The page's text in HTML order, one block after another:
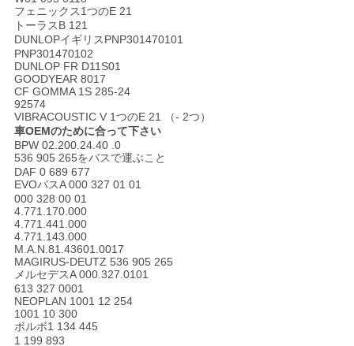
い
引
用
を
要
求
し
な
さ
い
フェニックス1つのE 21
トーラスB 121
DUNLOPイギリスPNP301470101
PNP301470102
DUNLOP FR D11S01
GOODYEAR 8017
CF GOMMA 1S 285-24
92574
VIBRACOUSTIC V 1つのE 21 （- 2つ）
車OEMのために合って下さい
BPW 02.200.24.40 .0
536 905 265をバスで運ぶこと
DAF 0 689 677
EVOバスA 000 327 01 01
000 328 00 01
4.771.170.000
4.771.441.000
4.771.143.000
M.A.N.81.43601.0017
MAGIRUS-DEUTZ 536 905 265
メルセデスA 000.327.0101
613 327 0001
NEOPLAN 1001 12 254
1001 10 300
ボルボ1 134 445
1 199 893